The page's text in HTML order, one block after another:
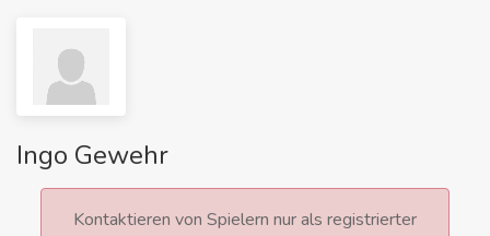
Ingo Gewehr
Kontaktieren von Spielern nur als registrierter